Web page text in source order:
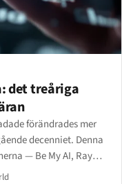
det treåriga
förändrades mer
decenniet. Denna
— Be My AI, Ray-
skärmläsare — med